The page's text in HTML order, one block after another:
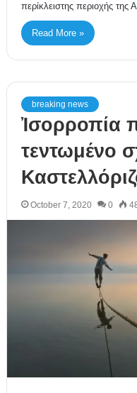
περίκλειστης περιοχής
Read More »
breaking news
Ἰσορροπία
τεντωμένο
October 7, 2020 0